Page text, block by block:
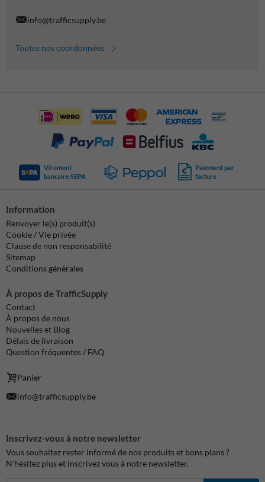
info@trafficsupply.be
Toutes nos coordonnées
Virement
bancaire SEPA
Paiement par
facture
Information
Renvoyer le(s) produit(s)
Cookie / Vie privée
Clause de non responsabilité
Sitemap
Conditions générales
À propos de TrafficSupply
Contact
À propos de nous
Nouvelles et Blog
Délais de livraison
Question fréquentes / FAQ
Panier
info@trafficsupply.be
Inscrivez-vous à notre newsletter
Vous souhaitez rester informé de nos produits et bons plans ?
N'hésitez plus et inscrivez vous à notre newsletter.